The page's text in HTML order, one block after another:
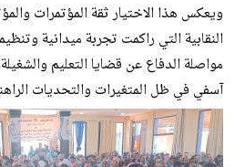
ويعكس هذا الاختيار ثقة المؤتمرات
النقابية التي راكمت تجربة ميدانية
مواصلة الدفاع عن قضايا التعليم
آسفي في ظل المتغيرات والتحديات